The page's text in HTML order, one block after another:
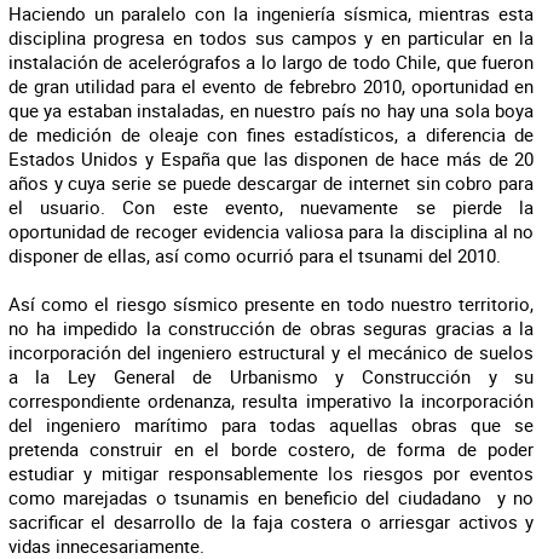
Haciendo un paralelo con la ingeniería sísmica, mientras esta
disciplina progresa en todos sus campos y en particular en la
instalación de acelerógrafos a lo largo de todo Chile, que fueron
de gran utilidad para el evento de febrebro 2010, oportunidad en
que ya estaban instaladas, en nuestro país no hay una sola boya
de medición de oleaje con fines estadísticos, a diferencia de
Estados Unidos y España que las disponen de hace más de 20
años y cuya serie se puede descargar de internet sin cobro para
el usuario. Con este evento, nuevamente se pierde la
oportunidad de recoger evidencia valiosa para la disciplina al no
disponer de ellas, así como ocurrió para el tsunami del 2010.
Así como el riesgo sísmico presente en todo nuestro territorio,
no ha impedido la construcción de obras seguras gracias a la
incorporación del ingeniero estructural y el mecánico de suelos
a la Ley General de Urbanismo y Construcción y su
correspondiente ordenanza, resulta imperativo la incorporación
del ingeniero marítimo para todas aquellas obras que se
pretenda construir en el borde costero, de forma de poder
estudiar y mitigar responsablemente los riesgos por eventos
como marejadas o tsunamis en beneficio del ciudadano y no
sacrificar el desarrollo de la faja costera o arriesgar activos y
vidas innecesariamente.